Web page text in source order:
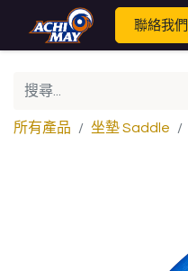
聯絡我們
所有產品 坐墊 Saddle